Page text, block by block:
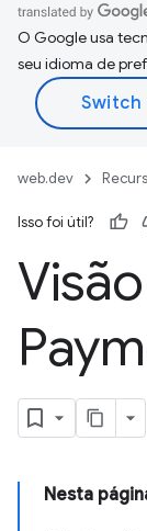
O Google usa
seu idioma de
web.dev
Isso foi útil?
Nesta